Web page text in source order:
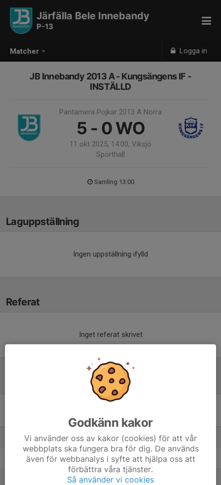
Matcher Logga in
Järfälla Bele Innebandy
P-13
JB Innebandy 2013 A - Kungsängens IF -
INSTÄLLD
Pantamera Pojkar 2013 A Norra
5 - 0WO
11 okt 2025, 14:00, Viksjö
Sporthall
Samling 13:00
Laguppställning
Ingen uppställning ifylld
Referat
Inget referat skrivet
M
1. Täby FC (C) 14 59
2. Täby FC (A) 14 -3
3. Vallentuna IBK (A) 14
Godkänn kakor
Vi använder oss av kakor (cookies) för att vår
webbplats ska fungera bra för dig. De används
även för webbanalys i syfte att hjälpa oss att
förbättra våra tjänster.
Så använder vi cookies